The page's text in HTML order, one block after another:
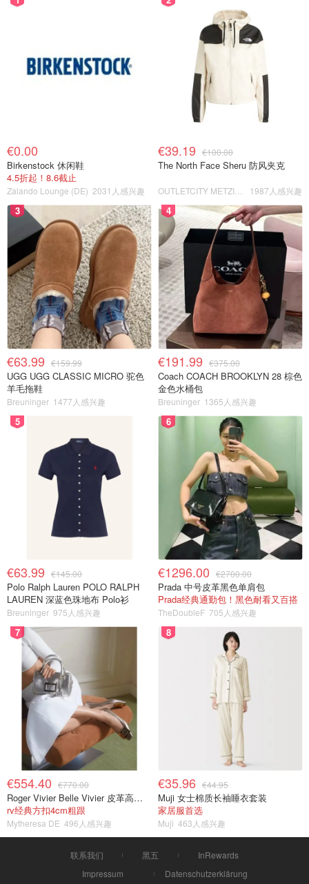
€0.00
Birkenstock 休闲鞋
4.5折起！8.6截止
Zalando Lounge (DE) 2031人感兴趣
€39.19 €100.00
The North Face Sheru 防风夹克
1987人感兴趣
3
€63.99 €159.99
UGG UGG CLASSIC MICRO 驼色
羊毛拖鞋
Breuninger 1477人感兴趣
4
€191.99 €375.00
Coach COACH BROOKLYN 28 棕色
金色水桶包
Breuninger 1365人感兴趣
5
€63.99 €145.00
Polo Ralph Lauren POLO RALPH
LAUREN 深蓝色珠地布 Polo衫
Breuninger 975人感兴趣
6
€1296.00 €2700.00
Prada 中号皮革黑色单肩包
Prada经典通勤包！黑色耐看又百搭
TheDoubleF 705人感兴趣
7
€554.40 €770.00
Roger Vivier Belle Vivier 皮革高跟鞋
rv经典方扣4cm粗跟
Mytheresa DE 496人感兴趣
8
€35.96 €44.95
Muji 女士棉质长袖睡衣套装
家居服首选
Muji 463人感兴趣
联系我们 黑五
InRewards
Impressum
Datenschutzerklärung